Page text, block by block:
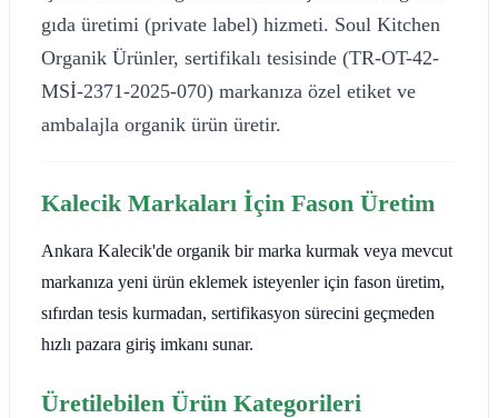
gıda üretimi (private label) hizmeti. Soul Kitchen
Organik Ürünler, sertifikalı tesisinde (TR-OT-42-
MSİ-2371-2025-070) markanıza özel etiket ve
ambalajla organik ürün üretir.
Kalecik Markaları İçin Fason Üretim
Ankara Kalecik'de organik bir marka kurmak veya mevcut
markanıza yeni ürün eklemek isteyenler için fason üretim,
sıfırdan tesis kurmadan, sertifikasyon sürecini geçmeden
hızlı pazara giriş imkanı sunar.
Üretilebilen Ürün Kategorileri